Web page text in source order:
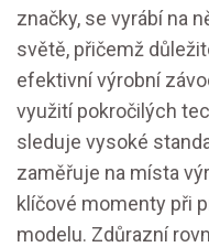
značky, se vyrábí na
světě, přičemž
efektivní výrobní
využití pokročilých
sleduje vysoké
zaměřuje na místa
klíčové momenty při
modelu. Zdůrazní